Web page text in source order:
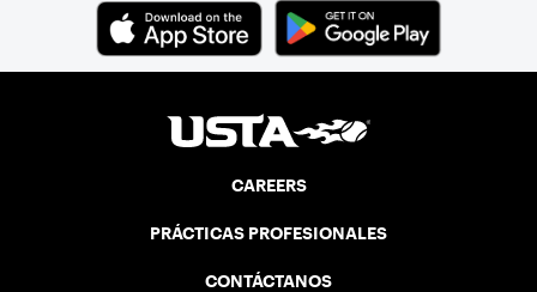
CAREERS
PRÁCTICAS PROFESIONALES
CONTÁCTANOS